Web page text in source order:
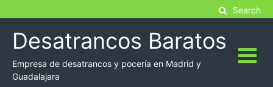
content
Search
Desatrancos Baratos
Empresa de desatrancos y pocería en Madrid y
Guadalajara